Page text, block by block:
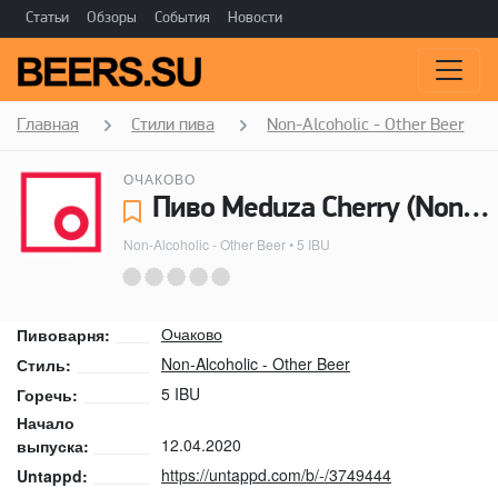
Статьи Обзоры События Новости
Главная Стили пива Non-Alcoholic - Other Beer
ОЧАКОВО
Пиво Meduza Cherry (Non-alcoholic) - Очаково
Non-Alcoholic - Other Beer• 5 IBU
Пивоварня:
Очаково
Стиль:
Non-Alcoholic - Other Beer
Горечь:
5 IBU
Начало
выпуска:
12.04.2020
Untappd:
https://untappd.com/b/-/3749444